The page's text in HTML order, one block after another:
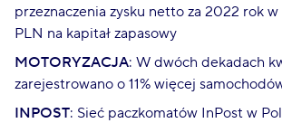
przeznaczenia zysku netto za 2022 rok
PLN na kapitał zapasowy
MOTORYZACJA: W dwóch dekadach
zarejestrowano o 11% więcej
INPOST: Sieć paczkomatów InPost w